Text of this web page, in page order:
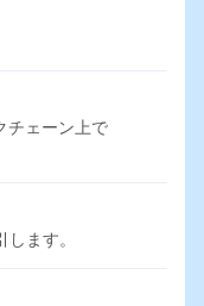
チェーン上で
ます。